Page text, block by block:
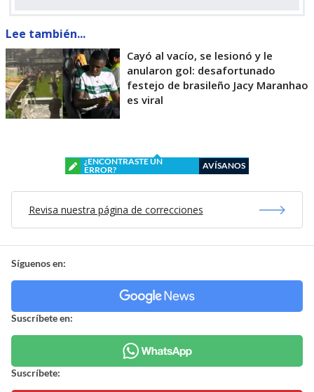
Lee también...
Cayó al vacío, se lesionó y le
anularon gol: desafortunado
festejo de brasileño Jacy Maranhao
es viral
¿ENCONTRASTE UN
ERROR?
AVÍSANOS
Revisa nuestra página de correcciones
Síguenos en:
Suscríbete en:
Suscríbete: